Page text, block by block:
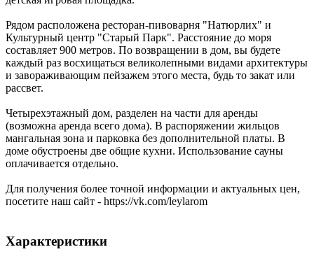
Рядом расположена ресторан-пивоварня "Натюрлих" и
Культурный центр "Старый Парк". Расстояние до моря
составляет 900 метров. По возвращении в дом, вы будете
каждый раз восхищаться великолепными видами архитектуры
и завораживающим пейзажем этого места, будь то закат или
рассвет.
Четырехэтажный дом, разделен на части для аренды
(возможна аренда всего дома). В распоряжении жильцов
мангальная зона и парковка без дополнительной платы. В
доме обустроены две общие кухни. Использование сауны
оплачивается отдельно.
Для получения более точной информации и актуальных цен,
посетите наш сайт - https://vk.com/leylarom
Характеристики